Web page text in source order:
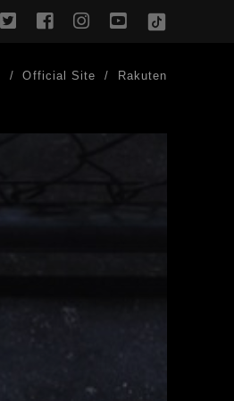
twitterfacebookinstagram
youtube
TikTok
Official Site Rakuten